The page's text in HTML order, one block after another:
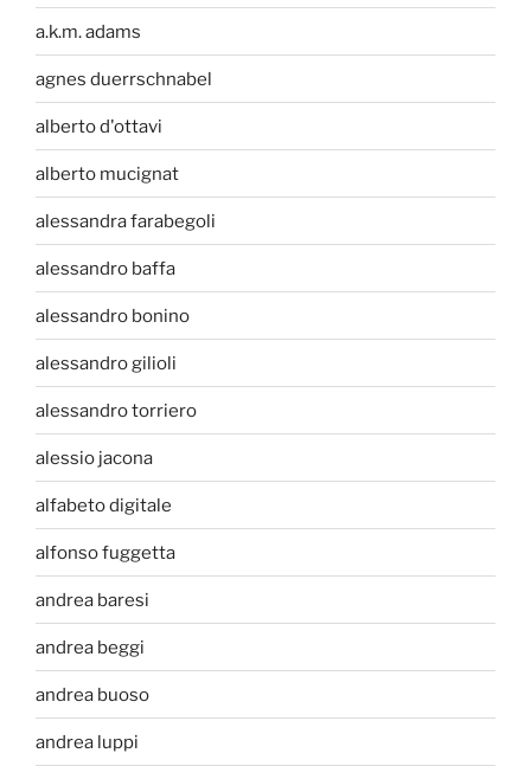
a.k.m. adams
agnes duerrschnabel
alberto d'ottavi
alberto mucignat
alessandra farabegoli
alessandro baffa
alessandro bonino
alessandro gilioli
alessandro torriero
alessio jacona
alfabeto digitale
alfonso fuggetta
andrea baresi
andrea beggi
andrea buoso
andrea luppi